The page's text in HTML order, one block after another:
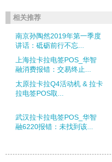
相关推荐
南京孙陶然2019年第一季度
讲话：砥砺前行不忘...
上海拉卡拉电签POS_华智
融消费报错：交易终止...
太原拉卡拉Q4活动机 & 拉卡
拉电签POS取...
武汉拉卡拉电签POS_华智
融6220报错：未找到该...